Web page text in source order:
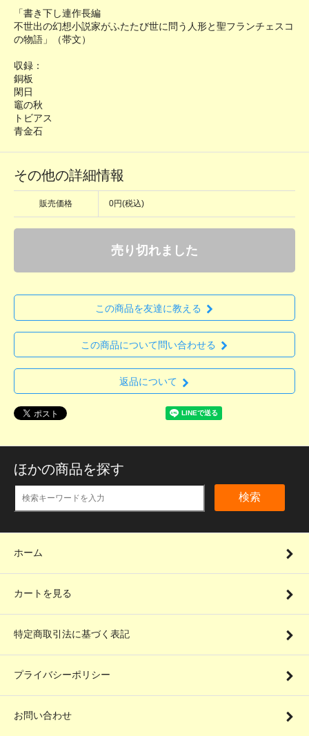
「書き下し連作長編
不世出の幻想小説家がふたたび世に問う人形と聖フランチェスコ
の物語」（帯文）
収録：
銅板
閑日
竈の秋
トビアス
青金石
その他の詳細情報
販売価格 0円(税込)
売り切れました
この商品を友達に教える
この商品について問い合わせる
返品について
ほかの商品を探す
検索
ホーム
カートを見る
特定商取引法に基づく表記
プライバシーポリシー
お問い合わせ